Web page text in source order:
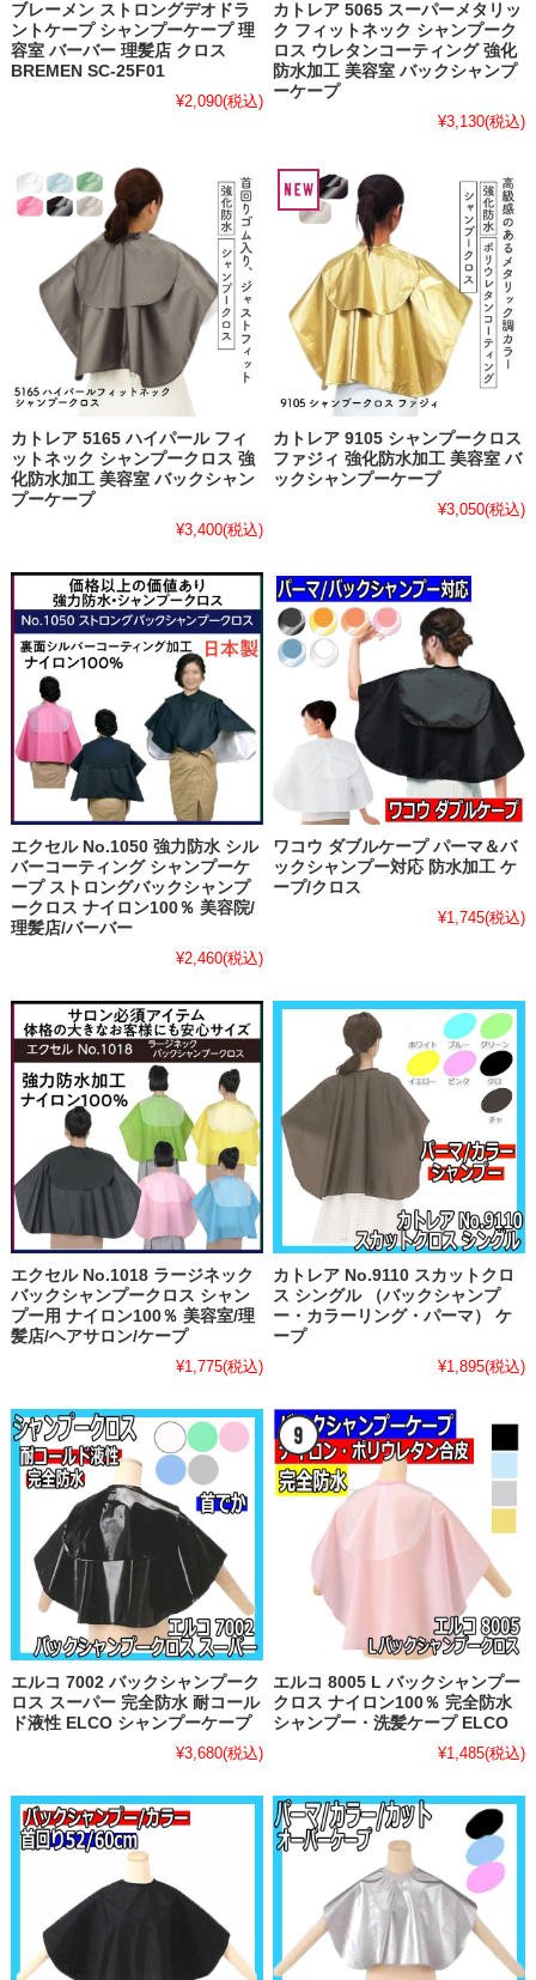
ブレーメン ストロングデオドラ
ントケープ シャンプーケープ 理
容室 バーバー 理髪店 クロス
BREMEN SC-25F01
¥2,090(税込)
カトレア 5065 スーパーメタリッ
ク フィットネック シャンプーク
ロス ウレタンコーティング 強化
防水加工 美容室 バックシャンプ
ーケープ
¥3,130(税込)
カトレア 5165 ハイパール フィ
ットネック シャンプークロス 強
化防水加工 美容室 バックシャン
プーケープ
¥3,400(税込)
カトレア 9105 シャンプークロス
ファジィ 強化防水加工 美容室 バ
ックシャンプーケープ
¥3,050(税込)
エクセル No.1050 強力防水 シル
バーコーティング シャンプーケ
ープ ストロングバックシャンプ
ークロス ナイロン100％ 美容院/
理髪店/バーバー
¥2,460(税込)
ワコウ ダブルケープ パーマ＆バ
ックシャンプー対応 防水加工 ケ
ープ/クロス
¥1,745(税込)
エクセル No.1018 ラージネック
バックシャンプークロス シャン
プー用 ナイロン100％ 美容室/理
髪店/ヘアサロン/ケープ
¥1,775(税込)
カトレア No.9110 スカットクロ
ス シングル （バックシャンプ
ー・カラーリング・パーマ） ケ
ープ
¥1,895(税込)
エルコ 7002 バックシャンプーク
ロス スーパー 完全防水 耐コール
ド液性 ELCO シャンプーケープ
¥3,680(税込)
エルコ 8005 L バックシャンプー
クロス ナイロン100％ 完全防水
シャンプー・洗髪ケープ ELCO
¥1,485(税込)